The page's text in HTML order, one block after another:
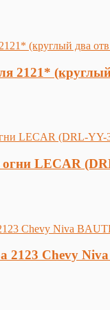
2121*
огни LECAR
2123 Chevy